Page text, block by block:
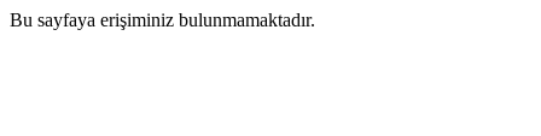
Bu sayfaya erişiminiz bulunmamaktadır.